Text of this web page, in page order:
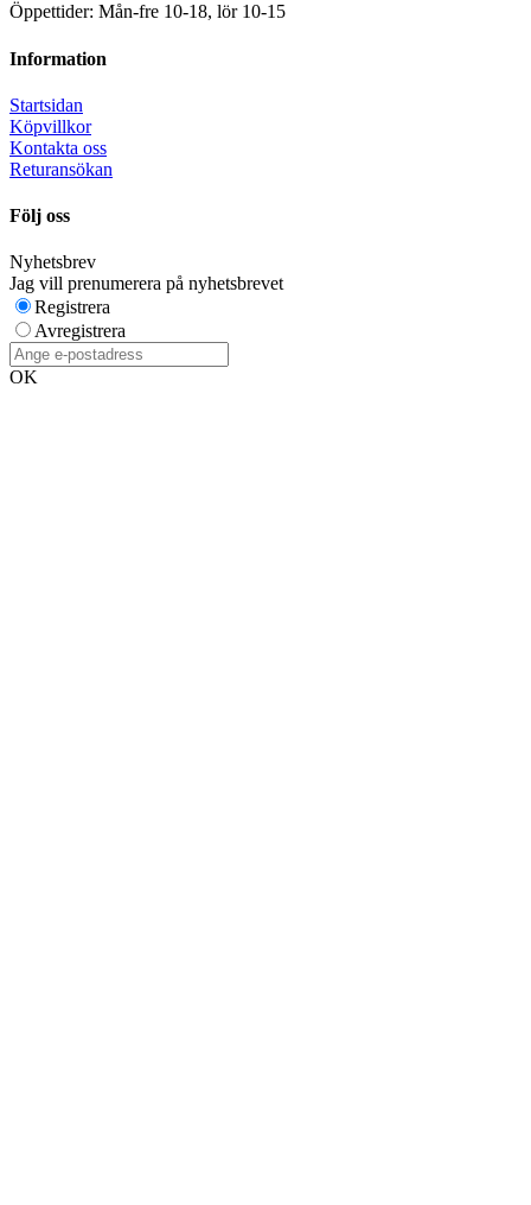
Öppettider: Mån-fre 10-18, lör 10-15
Information
Startsidan
Köpvillkor
Kontakta oss
Returansökan
Följ oss
Nyhetsbrev
Jag vill prenumerera på nyhetsbrevet
Registrera
Avregistrera
OK